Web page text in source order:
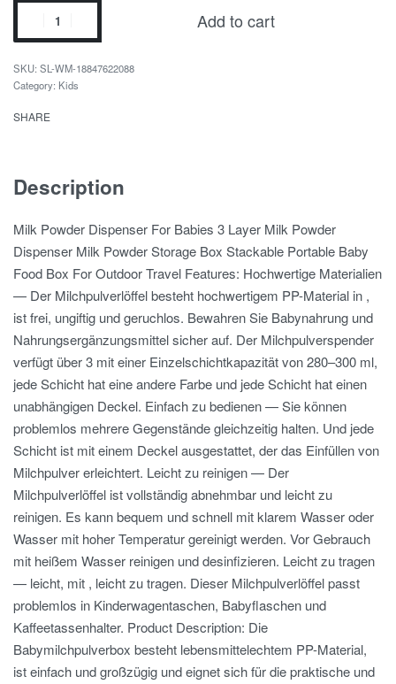
Add to cart
SL-WM-18847622088
Category: Kids
SHARE
Description
Milk Powder Dispenser For Babies 3 Layer Milk Powder
Dispenser Milk Powder Storage Box Stackable Portable Baby
Food Box For Outdoor Travel Features: Hochwertige Materialien
— Der Milchpulverlöffel besteht hochwertigem PP-Material in ,
ist frei, ungiftig und geruchlos. Bewahren Sie Babynahrung und
Nahrungsergänzungsmittel sicher auf. Der Milchpulverspender
verfügt über 3 mit einer Einzelschichtkapazität von 280–300 ml,
jede Schicht hat eine andere Farbe und jede Schicht hat einen
unabhängigen Deckel. Einfach zu bedienen — Sie können
problemlos mehrere Gegenstände gleichzeitig halten. Und jede
Schicht ist mit einem Deckel ausgestattet, der das Einfüllen von
Milchpulver erleichtert. Leicht zu reinigen — Der
Milchpulverlöffel ist vollständig abnehmbar und leicht zu
reinigen. Es kann bequem und schnell mit klarem Wasser oder
Wasser mit hoher Temperatur gereinigt werden. Vor Gebrauch
mit heißem Wasser reinigen und desinfizieren. Leicht zu tragen
— leicht, mit , leicht zu tragen. Dieser Milchpulverlöffel passt
problemlos in Kinderwagentaschen, Babyflaschen und
Kaffeetassenhalter. Product Description: Die
Babymilchpulverbox besteht lebensmittelechtem PP-Material,
ist einfach und großzügig und eignet sich für die praktische und